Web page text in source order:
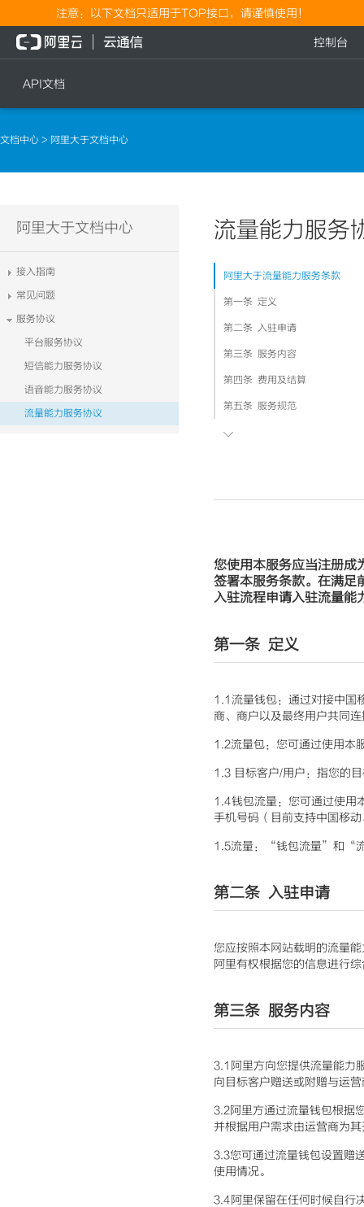
注意：以下文档只适用于TOP接口，请谨慎使用！
API文档
流量充值档位查询
控制台
文档中心 > 阿里大于文档中心
阿里大于文档中心
接入指南
常见问题
服务协议
平台服务协议
短信能力服务协议
语音能力服务协议
流量能力服务协议
流量能力服务
阿里大于流量能力服务条款
第一条 定义
第二条 入驻申请
第三条 服务内容
第四条 费用及结算
第五条 服务规范
第六条 免责条款

您使用本服务应当注册成
签署本服务条款。在满足
入驻流程申请入驻流量能
第一条 定义
1.1流量钱包：通过对接中国
商、商户以及最终用户共同
1.2流量包：您可通过使用本
1.3 目标客户/用户：指您的
1.4钱包流量：您可通过使用
手机号码（目前支持中国移
1.5流量：“钱包流量”和“
第二条 入驻申请
您应按照本网站载明的流量
阿里有权根据您的信息进行
第三条 服务内容
3.1阿里方向您提供流量能力
向目标客户赠送或附赠与运
3.2阿里方通过流量钱包根据
并根据用户需求由运营商为
3.3您可通过流量钱包设置赠
使用情况。
3.4阿里保留在任何时候自行